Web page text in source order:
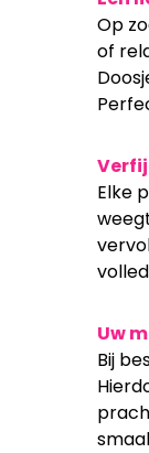
Op
of
Elke
Uw
Bij